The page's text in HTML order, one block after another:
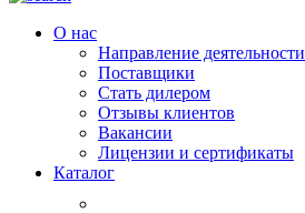
О нас
Направление деятельности
Поставщики
Стать дилером
Отзывы клиентов
Вакансии
Лицензии и сертификаты
Каталог